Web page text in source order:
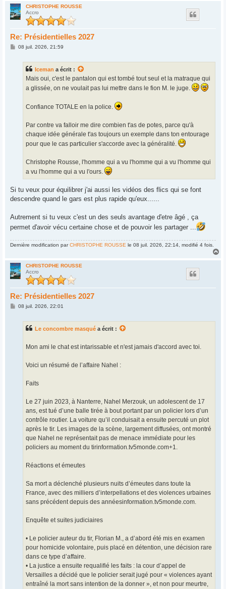
CHRISTOPHE ROUSSE
Accro
Re: Présidentielles 2027
M08 juil. 2026, 21:59
Iceman a écrit :
Mais oui, c'est le pantalon qui est tombé tout seul et la matraque qui
a glissée, on ne voulait pas lui mettre dans le fion M. le juge.
Confiance TOTALE en la police.
Par contre va falloir me dire combien t'as de potes, parce qu'à
chaque idée générale t'as toujours un exemple dans ton entourage
pour que le cas particulier s'accorde avec la généralité.
Christophe Rousse, l'homme qui a vu l'homme qui a vu l'homme qui
a vu l'homme qui a vu l'ours.
Si tu veux pour équilibrer j'ai aussi les vidéos des flics qui se font
descendre quand le gars est plus rapide qu'eux......
Autrement si tu veux c'est un des seuls avantage d'etre âgé , ça
permet d'avoir vécu certaine chose et de pouvoir les partager ...
Dernière modification parCHRISTOPHE ROUSSE le 08 juil. 2026, 22:14, modifié 4 fois.
CHRISTOPHE ROUSSE
Accro
Re: Présidentielles 2027
M08 juil. 2026, 22:01
Le concombre masqué a écrit :
Mon ami le chat est intarissable et n'est jamais d'accord avec toi.
Voici un résumé de l’affaire Nahel :
Faits
Le 27 juin 2023, à Nanterre, Nahel Merzouk, un adolescent de 17
ans, est tué d’une balle tirée à bout portant par un policier lors d’un
contrôle routier. La voiture qu’il conduisait a ensuite percuté un plot
après le tir. Les images de la scène, largement diffusées, ont montré
que Nahel ne représentait pas de menace immédiate pour les
policiers au moment du tirinformation.tv5monde.com+1.
Réactions et émeutes
Sa mort a déclenché plusieurs nuits d’émeutes dans toute la
France, avec des milliers d’interpellations et des violences urbaines
sans précédent depuis des annéesinformation.tv5monde.com.
Enquête et suites judiciaires
• Le policier auteur du tir, Florian M., a d’abord été mis en examen
pour homicide volontaire, puis placé en détention, une décision rare
dans ce type d’affaire.
• La justice a ensuite requalifié les faits : la cour d’appel de
Versailles a décidé que le policier serait jugé pour « violences ayant
entraîné la mort sans intention de la donner », et non pour meurtre,